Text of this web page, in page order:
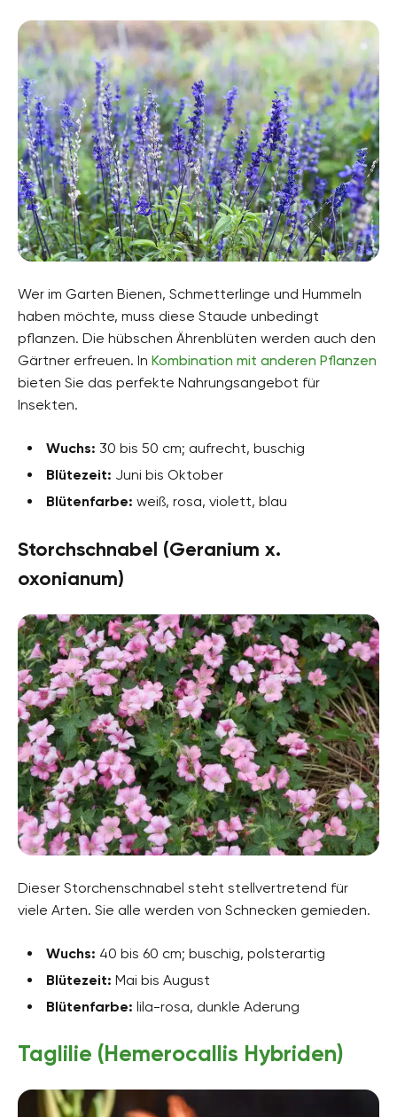
Wer im Garten Bienen, Schmetterlinge und Hummeln
haben möchte, muss diese Staude unbedingt
pflanzen. Die hübschen Ährenblüten werden auch den
Gärtner erfreuen. In Kombination mit anderen Pflanzen
bieten Sie das perfekte Nahrungsangebot für
Insekten.
Wuchs: 30 bis 50 cm; aufrecht, buschig
Blütezeit: Juni bis Oktober
Blütenfarbe: weiß, rosa, violett, blau
Storchschnabel (Geranium x.
oxonianum)
Dieser Storchenschnabel steht stellvertretend für
viele Arten. Sie alle werden von Schnecken gemieden.
Wuchs: 40 bis 60 cm; buschig, polsterartig
Blütezeit: Mai bis August
Blütenfarbe: lila-rosa, dunkle Aderung
Taglilie (Hemerocallis Hybriden)